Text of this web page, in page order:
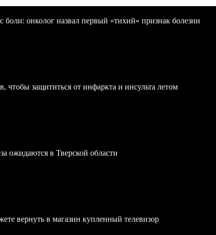
боли: онколог назвал первый «тихий» признак болезни
чтобы защититься от инфаркта и инсульта летом
ожидаются в Тверской области
вернуть в магазин купленный телевизор